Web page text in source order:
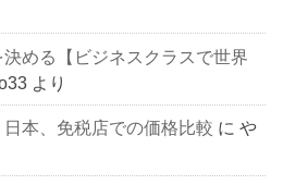
める【ビジネスクラスで世界
より
本、免税店での価格比較 にや